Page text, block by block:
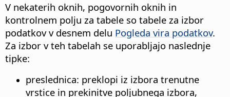
V nekaterih oknih, pogovornih oknih in
kontrolnem polju za tabele so tabele za izbor
podatkov v desnem delu Pogleda vira podatkov.
Za izbor v teh tabelah se uporabljajo naslednje
tipke:
preslednica: preklopi iz izbora trenutne
vrstice in prekinitve poljubnega izbora,